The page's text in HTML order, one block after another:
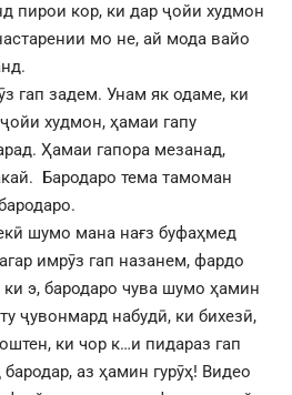
пирои кор, ки дар ҷойи худмон
мо не, ай мода вайо
гап задем. Унам як одаме, ки
худмон, ҳамаи гапу
Ҳамаи гапора мезанад,
Бародаро тема тамоман
шумо мана нағз буфаҳмед
имрӯз гап назанем, фардо
ки э, бародаро чува шумо ҳамин
ҷувонмард набудӣ, ки бихезӣ,
ки чор к…и пидараз гап
аз ҳамин гурӯҳ! Видео